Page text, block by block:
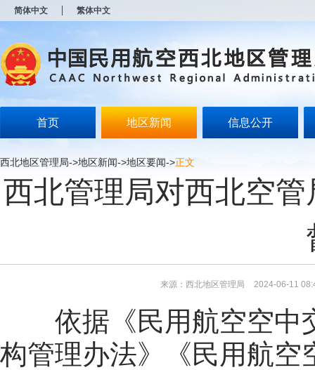
简体中文 繁体中文
首页 地区新闻 信息公开
西北地区管理局->地区新闻->地区要闻->正文
西北管理局对西北空
来源：西北地区管理局 2024-06-11
依据《民用航空空中
构管理办法》《民用航空
开
无
障
说
按
Alt
加
浪